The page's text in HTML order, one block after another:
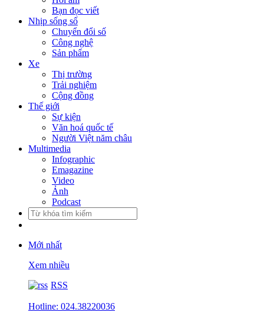
Bạn đọc viết
Nhịp sống số
Chuyển đổi số
Công nghệ
Sản phẩm
Xe
Thị trường
Trải nghiệm
Cộng đồng
Thế giới
Sự kiện
Văn hoá quốc tế
Người Việt năm châu
Multimedia
Infographic
Emagazine
Video
Ảnh
Podcast
Mới nhất
Xem nhiều
RSS
Hotline: 024.38220036